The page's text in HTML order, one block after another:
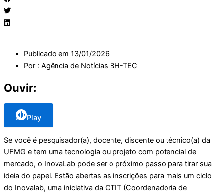
Publicado em 13/01/2026
Por : Agência de Notícias BH-TEC
Ouvir:
Play
Se você é pesquisador(a), docente, discente ou técnico(a) da
UFMG e tem uma tecnologia ou projeto com potencial de
mercado, o InovaLab pode ser o próximo passo para tirar sua
ideia do papel. Estão abertas as inscrições para mais um ciclo
do Inovalab, uma iniciativa da CTIT (Coordenadoria de